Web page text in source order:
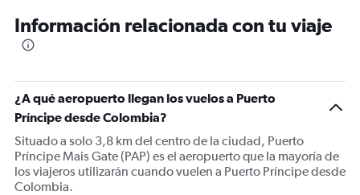
Información relacionada con tu viaje
¿A qué aeropuerto llegan los vuelos a Puerto
Príncipe desde Colombia?
Situado a solo 3,8 km del centro de la ciudad, Puerto
Príncipe Mais Gate (PAP) es el aeropuerto que la mayoría de
los viajeros utilizarán cuando vuelen a Puerto Príncipe desde
Colombia.